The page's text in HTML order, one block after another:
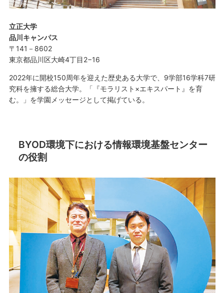
立正大学
品川キャンパス
〒141－8602
東京都品川区大崎4丁目2−16
2022年に開校150周年を迎えた歴史ある大学で、9学部16学科7研
究科を擁する総合大学。「『モラリスト×エキスパート』を育
む。」を学園メッセージとして掲げている。
BYOD環境下における情報環境基盤センター
の役割